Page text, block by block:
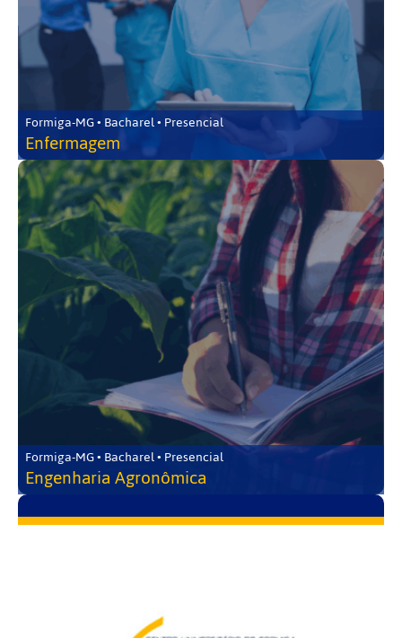
Formiga-MG • Bacharel • Presencial
Enfermagem
Formiga-MG • Bacharel • Presencial
Engenharia Agronômica